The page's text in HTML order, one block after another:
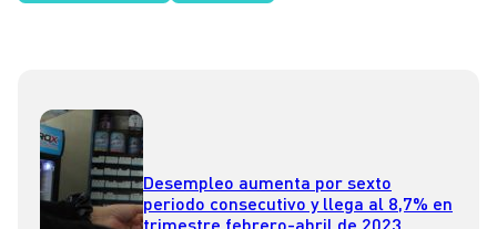
Desempleo aumenta por sexto
periodo consecutivo y llega al 8,7% en
trimestre febrero-abril de 2023